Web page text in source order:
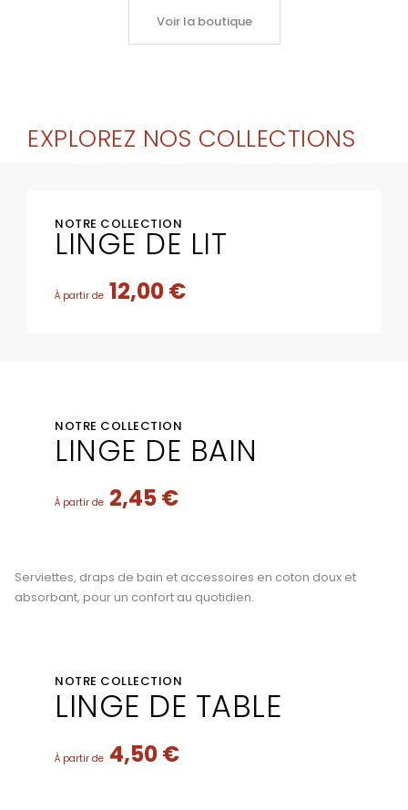
Voir la boutique
EXPLOREZ NOS COLLECTIONS
NOTRE COLLECTION
LINGE DE LIT
À partir de 12,00 €
NOTRE COLLECTION
LINGE DE BAIN
À partir de 2,45 €
Serviettes, draps de bain et accessoires en coton doux et
absorbant, pour un confort au quotidien.
NOTRE COLLECTION
LINGE DE TABLE
À partir de 4,50 €